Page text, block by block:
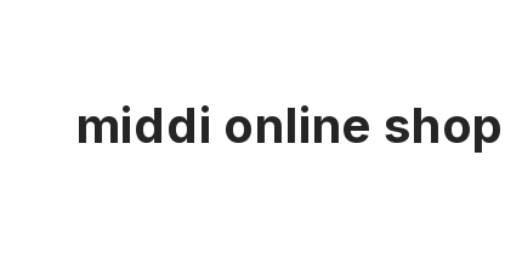
middi online shop